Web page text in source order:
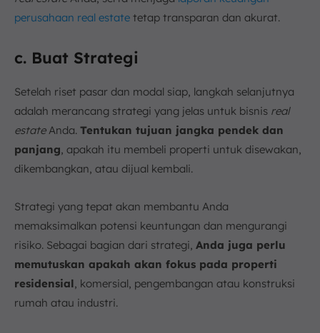
perusahaan real estate tetap transparan dan akurat.
c. Buat Strategi
Setelah riset pasar dan modal siap, langkah selanjutnya
adalah merancang strategi yang jelas untuk bisnis real
estateAnda. Tentukan tujuan jangka pendek dan
panjang, apakah itu membeli properti untuk disewakan,
dikembangkan, atau dijual kembali.
Strategi yang tepat akan membantu Anda
memaksimalkan potensi keuntungan dan mengurangi
risiko. Sebagai bagian dari strategi, Anda juga perlu
memutuskan apakah akan fokus pada properti
residensial, komersial, pengembangan atau konstruksi
rumah atau industri.